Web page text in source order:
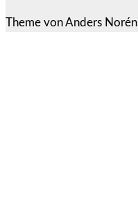
Theme vonAnders Norén